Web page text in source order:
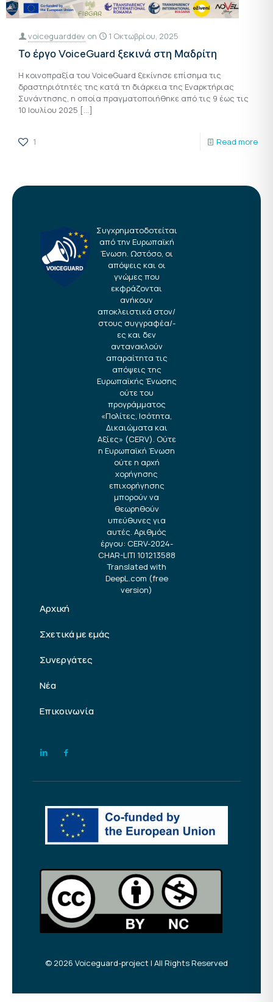
voiceguarddev on 1 Οκτωβρίου, 2025
Το έργο VoiceGuard ξεκινά στη Μαδρίτη
Η κοινοπραξία του VoiceGuard ξεκίνησε επίσημα τις
δραστηριότητές της κατά τη διάρκεια της Εναρκτήριας
Συνάντησης, η οποία πραγματοποιήθηκε από τις 9 έως τις
10 Ιουλίου 2025 […]
1 Read more
Συγχρηματοδοτείται
από την Ευρωπαϊκή
Ένωση. Ωστόσο, οι
απόψεις και οι
γνώμες που
εκφράζονται
ανήκουν
αποκλειστικά στον/
στους συγγραφέα/-
ες και δεν
αντανακλούν
απαραίτητα τις
απόψεις της
Ευρωπαϊκής Ένωσης
ούτε του
προγράμματος
«Πολίτες, Ισότητα,
Δικαιώματα και
Αξίες» (CERV). Ούτε
η Ευρωπαϊκή Ένωση
ούτε η αρχή
χορήγησης
επιχορήγησης
μπορούν να
θεωρηθούν
υπεύθυνες για
αυτές. Αριθμός
έργου: CERV-2024-
CHAR-LITI 101213588
Translated with
DeepL.com (free
version)
Αρχική
Σχετικά με εμάς
Συνεργάτες
Νέα
Επικοινωνία
© 2026 Voiceguard-project | All Rights Reserved